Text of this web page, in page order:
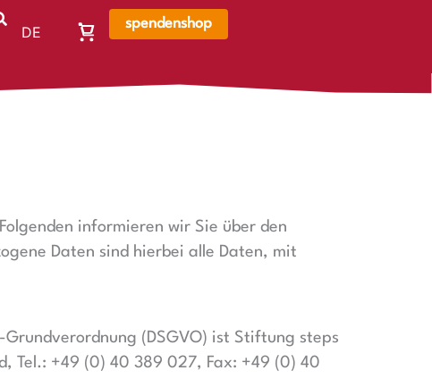
DE
Warenkorb,
ist
spendenshop
informieren wir Sie über den
Daten sind hierbei alle Daten, mit
(DSGVO) ist Stiftung steps
Tel.: +49 (0) 40 389 027, Fax: +49 (0) 40